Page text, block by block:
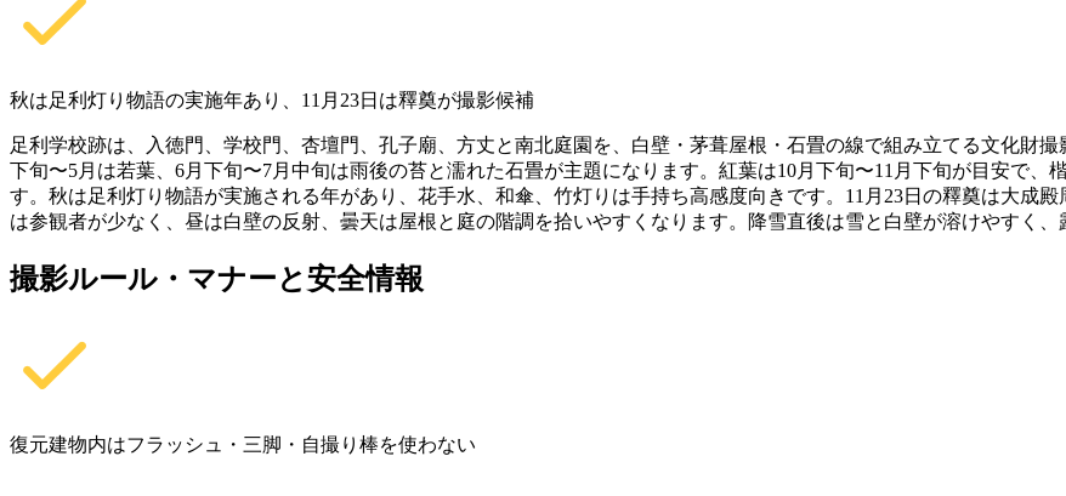
秋は足利灯り物語の実施年あり、11月23日は釋奠が撮影候補
足利学校跡は、入徳門、学校門、杏壇門、孔子廟、方丈と南北庭園を、白壁・茅葺屋根・石畳の線で組み立てる文化財
下旬〜5月は若葉、6月下旬〜7月中旬は雨後の苔と濡れた石畳が主題になります。紅葉は10月下旬〜11月下旬が目安で
す。秋は足利灯り物語が実施される年があり、花手水、和傘、竹灯りは手持ち高感度向きです。11月23日の釋奠は大成
は参観者が少なく、昼は白壁の反射、曇天は屋根と庭の階調を拾いやすくなります。降雪直後は雪と白壁が溶けやすく、
撮影ルール・マナーと安全情報
復元建物内はフラッシュ・三脚・自撮り棒を使わない